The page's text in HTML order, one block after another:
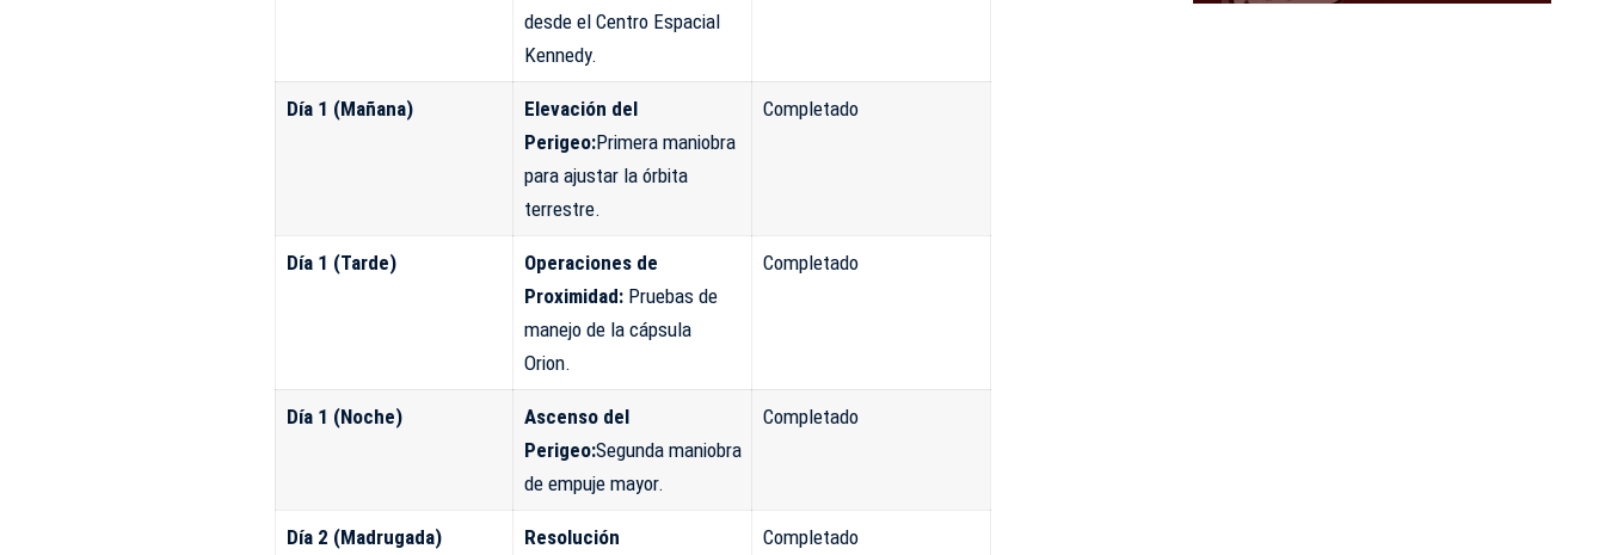
desde el Centro Espacial
Kennedy.
Día 1 (Mañana)
Elevación del
Perigeo:Primera maniobra
para ajustar la órbita
terrestre.
Completado
Día 1 (Tarde)
Operaciones de
Proximidad:Pruebas de
manejo de la cápsula
Orion.
Completado
Día 1 (Noche)
Ascenso del
Perigeo:Segunda maniobra
de empuje mayor.
Completado
Día 2 (Madrugada) Resolución Completado